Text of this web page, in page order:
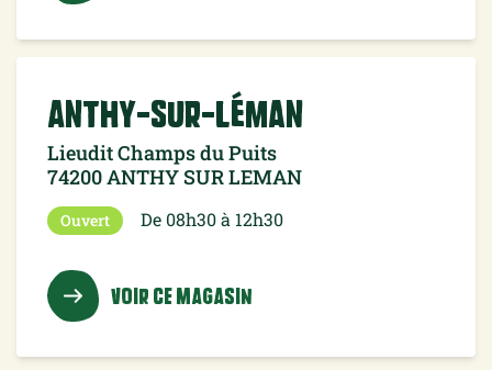
Anthy-sur-Léman
Lieudit Champs du Puits
74200 ANTHY SUR LEMAN
Ouvert De 08h30 à 12h30
VOIR CE MAGASIN